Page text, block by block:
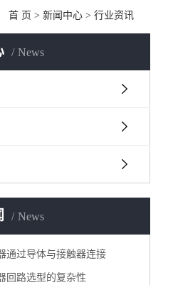
首 页 > 新闻中心 > 行业资讯
News
News
通过导体与接触器连接
回路选型的复杂性